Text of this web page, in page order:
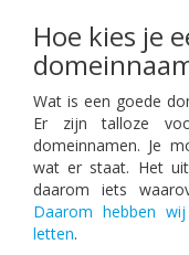
Hoe kies je
Wat is een goede
Er zijn talloze
domeinnamen. Je
wat er staat. Het
daarom iets
Daarom hebben
letten.